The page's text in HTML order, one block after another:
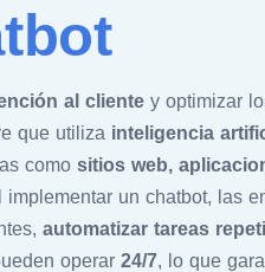
al cliente y optimizar
que utiliza inteligencia
como sitios web,
implementar un chatbot, las
automatizar tareas
operar 24/7, lo que